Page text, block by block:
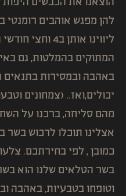
הוצאנו את הכבשים היפות
להן מפגש אוהבים
ליווינו אותן
המתוקים בהמלטות, גם
באהבה ובמסירות בתנאים
יכולים,ואז.. (צמחונים
מהם סליחה, ברכנו על
אצלינו תוכלו לרכוש בשר
כמובן , לפי בחירתכם.
בשר הטלאים שלנו הוא
וטופחו בטבעיות, באהבה